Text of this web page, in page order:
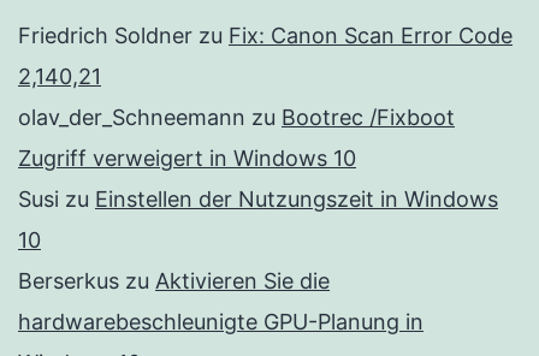
Friedrich Soldner zu Fix: Canon Scan Error Code
2,140,21
olav_der_Schneemann zu Bootrec /Fixboot
Zugriff verweigert in Windows 10
Susi zu Einstellen der Nutzungszeit in Windows
10
Berserkus zu Aktivieren Sie die
hardwarebeschleunigte GPU-Planung in